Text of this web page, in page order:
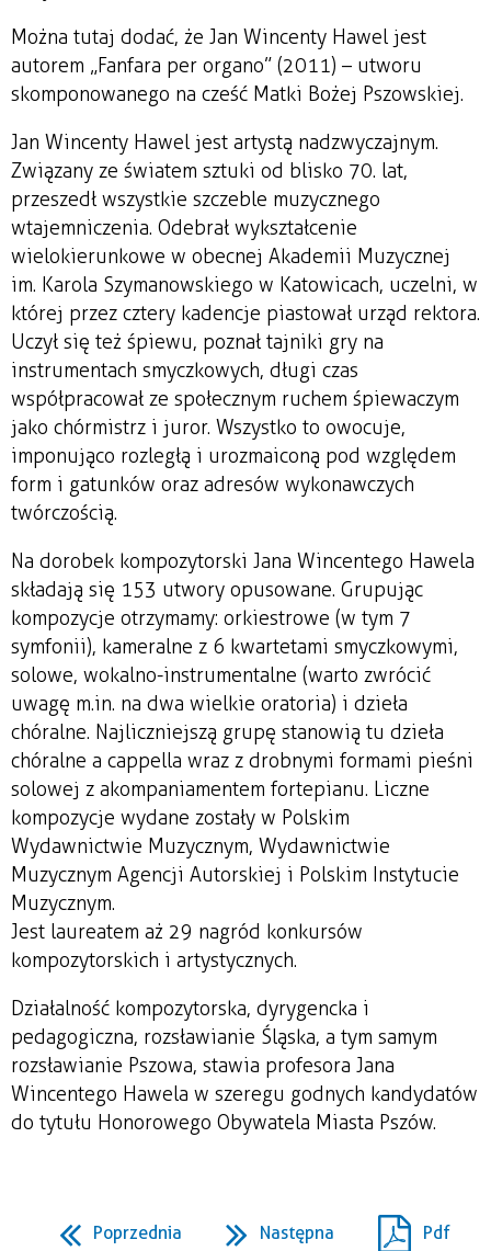
Można tutaj dodać, że Jan Wincenty Hawel jest
autorem „Fanfara per organo” (2011) – utworu
skomponowanego na cześć Matki Bożej Pszowskiej.
Jan Wincenty Hawel jest artystą nadzwyczajnym.
Związany ze światem sztuki od blisko 70. lat,
przeszedł wszystkie szczeble muzycznego
wtajemniczenia. Odebrał wykształcenie
wielokierunkowe w obecnej Akademii Muzycznej
im. Karola Szymanowskiego w Katowicach, uczelni, w
której przez cztery kadencje piastował urząd rektora.
Uczył się też śpiewu, poznał tajniki gry na
instrumentach smyczkowych, długi czas
współpracował ze społecznym ruchem śpiewaczym
jako chórmistrz i juror. Wszystko to owocuje,
imponująco rozległą i urozmaiconą pod względem
form i gatunków oraz adresów wykonawczych
twórczością.
Na dorobek kompozytorski Jana Wincentego Hawela
składają się 153 utwory opusowane. Grupując
kompozycje otrzymamy: orkiestrowe (w tym 7
symfonii), kameralne z 6 kwartetami smyczkowymi,
solowe, wokalno-instrumentalne (warto zwrócić
uwagę m.in. na dwa wielkie oratoria) i dzieła
chóralne. Najliczniejszą grupę stanowią tu dzieła
chóralne a cappella wraz z drobnymi formami pieśni
solowej z akompaniamentem fortepianu. Liczne
kompozycje wydane zostały w Polskim
Wydawnictwie Muzycznym, Wydawnictwie
Muzycznym Agencji Autorskiej i Polskim Instytucie
Muzycznym.
Jest laureatem aż 29 nagród konkursów
kompozytorskich i artystycznych.
Działalność kompozytorska, dyrygencka i
pedagogiczna, rozsławianie Śląska, a tym samym
rozsławianie Pszowa, stawia profesora Jana
Wincentego Hawela w szeregu godnych kandydatów
do tytułu Honorowego Obywatela Miasta Pszów.
Poprzednia Następna Pdf